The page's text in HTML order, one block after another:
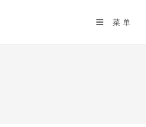
菜单